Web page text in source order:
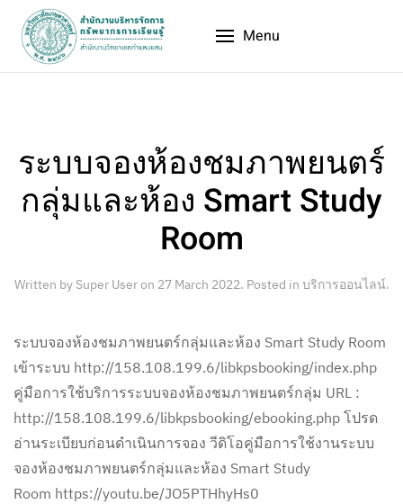
Menu
ระบบจองห้องชมภาพยนตร์
กลุ่มและห้อง Smart Study
Room
Written by Super User on 27 March 2022. Posted in บริการออนไลน์.
ระบบจองห้องชมภาพยนตร์กลุ่มและห้อง Smart Study Room
เข้าระบบ http://158.108.199.6/libkpsbooking/index.php
คู่มือการใช้บริการระบบจองห้องชมภาพยนตร์กลุ่ม URL :
http://158.108.199.6/libkpsbooking/ebooking.php โปรด
อ่านระเบียบก่อนดําเนินการจอง วีดิโอคู่มือการใช้งานระบบ
จองห้องชมภาพยนตร์กลุ่มและห้อง Smart Study
Room https://youtu.be/JO5PTHhyHs0